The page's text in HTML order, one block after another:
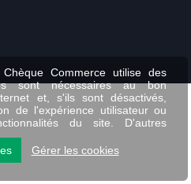
Commerce utilise des
sont nécessaires au bon
et, s'ils sont désactivés,
de l'expérience utilisateur ou
du site. D'autres
d'analyse ou de marketing.
Gérer les cookies